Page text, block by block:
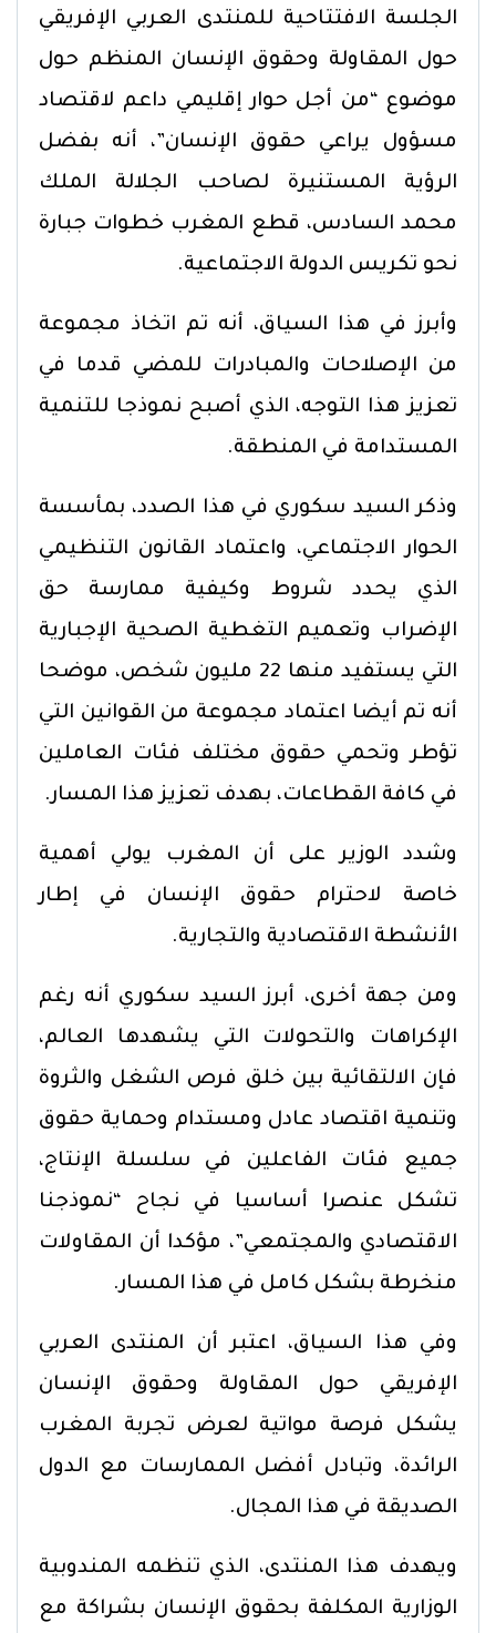
الجلسة الافتتاحية للمنتدى العربي الإفريقي
حول المقاولة وحقوق الإنسان المنظم حول
موضوع “من أجل حوار إقليمي داعم لاقتصاد
مسؤول يراعي حقوق الإنسان”، أنه بفضل
الرؤية المستنيرة لصاحب الجلالة الملك
محمد السادس، قطع المغرب خطوات جبارة
نحو تكريس الدولة الاجتماعية.
وأبرز في هذا السياق، أنه تم اتخاذ مجموعة
من الإصلاحات والمبادرات للمضي قدما في
تعزيز هذا التوجه، الذي أصبح نموذجا للتنمية
المستدامة في المنطقة.
وذكر السيد سكوري في هذا الصدد، بمأسسة
الحوار الاجتماعي، واعتماد القانون التنظيمي
الذي يحدد شروط وكيفية ممارسة حق
الإضراب وتعميم التغطية الصحية الإجبارية
التي يستفيد منها 22 مليون شخص، موضحا
أنه تم أيضا اعتماد مجموعة من القوانين التي
تؤطر وتحمي حقوق مختلف فئات العاملين
في كافة القطاعات، بهدف تعزيز هذا المسار.
وشدد الوزير على أن المغرب يولي أهمية
خاصة لاحترام حقوق الإنسان في إطار
الأنشطة الاقتصادية والتجارية.
ومن جهة أخرى، أبرز السيد سكوري أنه رغم
الإكراهات والتحولات التي يشهدها العالم،
فإن الالتقائية بين خلق فرص الشغل والثروة
وتنمية اقتصاد عادل ومستدام وحماية حقوق
جميع فئات الفاعلين في سلسلة الإنتاج،
تشكل عنصرا أساسيا في نجاح “نموذجنا
الاقتصادي والمجتمعي”، مؤكدا أن المقاولات
منخرطة بشكل كامل في هذا المسار.
وفي هذا السياق، اعتبر أن المنتدى العربي
الإفريقي حول المقاولة وحقوق الإنسان
يشكل فرصة مواتية لعرض تجربة المغرب
الرائدة، وتبادل أفضل الممارسات مع الدول
الصديقة في هذا المجال.
ويهدف هذا المنتدى، الذي تنظمه المندوبية
الوزارية المكلفة بحقوق الإنسان بشراكة مع